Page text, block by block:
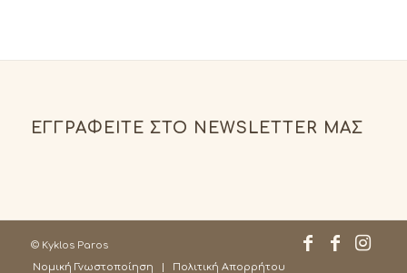
ΕΓΓΡΑΦΕΊΤΕ ΣΤΟ NEWSLETTER ΜΑΣ
© Kyklos Paros
Νομική Γνωστοποίηση
Πολιτική Απορρήτου